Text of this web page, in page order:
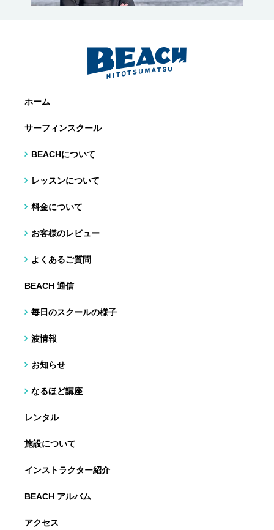
ホーム
サーフィンスクール
BEACHについて
レッスンについて
料金について
お客様のレビュー
よくあるご質問
BEACH 通信
毎日のスクールの様子
波情報
お知らせ
なるほど講座
レンタル
施設について
インストラクター紹介
BEACH アルバム
アクセス